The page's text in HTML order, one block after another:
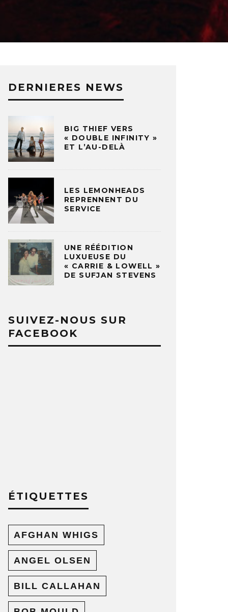
DERNIERES NEWS
BIG THIEF VERS
« DOUBLE INFINITY »
ET L’AU-DELÀ
LES LEMONHEADS
REPRENNENT DU
SERVICE
UNE RÉÉDITION
LUXUEUSE DU
« CARRIE & LOWELL »
DE SUFJAN STEVENS
SUIVEZ-NOUS SUR
FACEBOOK
ÉTIQUETTES
AFGHAN WHIGS
ANGEL OLSEN
BILL CALLAHAN